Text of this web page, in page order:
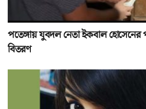
পতেঙ্গায় যুবদল নেতা ইকবাল হোসেনের
বিতরণ